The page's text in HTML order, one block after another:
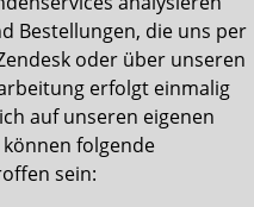
Bestellungen, die uns per
oder über unseren
erfolgt einmalig
auf unseren eigenen
folgende
sein: